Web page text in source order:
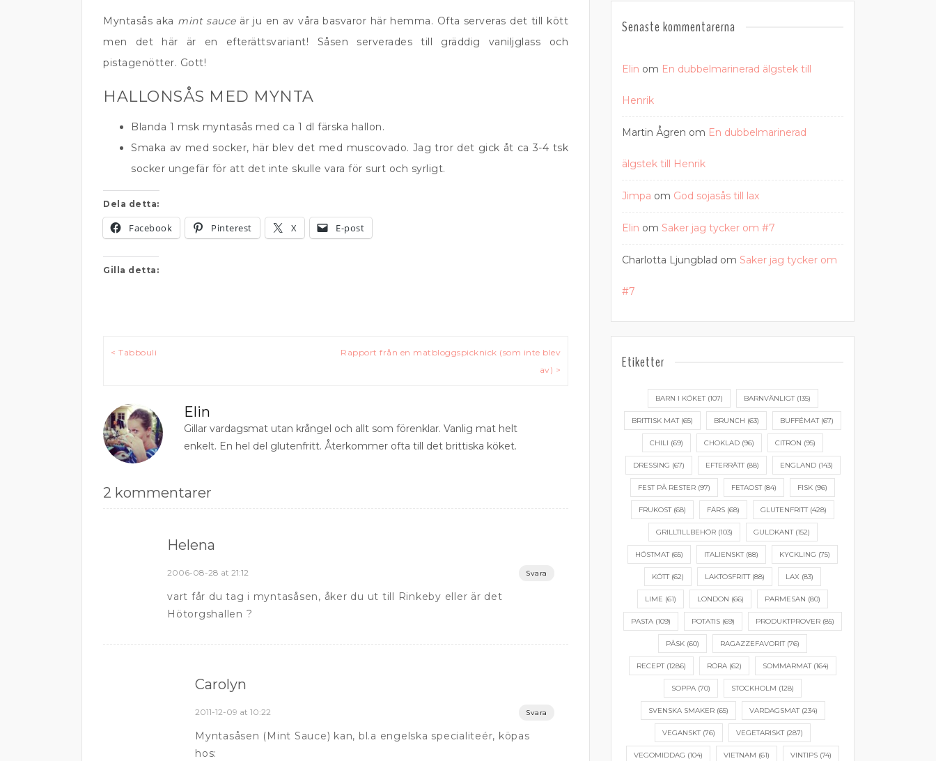
Myntasås aka mint sauceär ju en av våra basvaror här hemma. Ofta serveras det till kött
men det här är en efterättsvariant! Såsen serverades till gräddig vaniljglass och
pistagenötter. Gott!
HALLONSÅS MED MYNTA
Blanda 1 msk myntasås med ca 1 dl färska hallon.
Smaka av med socker, här blev det med muscovado. Jag tror det gick åt ca 3-4 tsk
socker ungefär för att det inte skulle vara för surt och syrligt.
Dela detta:
Facebook Pinterest X E-post
Gilla detta:
Inläggsnavigering
< Tabbouli
Rapport från en matbloggspicknick (som inte blev
av) >
Elin
Gillar vardagsmat utan krångel och allt som förenklar. Vanlig mat helt
enkelt. En hel del glutenfritt. Återkommer ofta till det brittiska köket.
2 kommentarer
Helena
2006-08-28 at 21:12 Svara
vart får du tag i myntasåsen, åker du ut till Rinkeby eller är det
Hötorgshallen ?
Carolyn
2011-12-09 at 10:22 Svara
Myntasåsen (Mint Sauce) kan, bl.a engelska specialiteér, köpas
hos:
Senaste kommentarerna
Elin om En dubbelmarinerad älgstek till
Henrik
Martin Ågren om En dubbelmarinerad
älgstek till Henrik
Jimpa om God sojasås till lax
Elin om Saker jag tycker om #7
Charlotta Ljungblad om Saker jag tycker om
#7
Etiketter
BARN I KÖKET(107) BARNVÄNLIGT(135)
BRITTISK MAT(65) BRUNCH (63) BUFFÉMAT(67)
CHILI (69) CHOKLAD (96) CITRON (95)
DRESSING (67) EFTERRÄTT(88) ENGLAND(143)
FEST PÅ RESTER (97) FETAOST(84) FISK (96)
FRUKOST(68) FÄRS (68) GLUTENFRITT(428)
GRILLTILLBEHÖR(103) GULDKANT(152)
HÖSTMAT(65) ITALIENSKT(88) KYCKLING (75)
KÖTT(62) LAKTOSFRITT(88) LAX (83)
LIME (61) LONDON (66) PARMESAN (80)
PASTA (109) POTATIS (69) PRODUKTPROVER (85)
PÅSK (60) RAGAZZEFAVORIT(76)
RECEPT(1286) RÖRA (62) SOMMARMAT(164)
SOPPA (70) STOCKHOLM (128)
SVENSKA SMAKER(65) VARDAGSMAT(234)
VEGANSKT(76) VEGETARISKT(287)
VEGOMIDDAG (104) VIETNAM (61) VINTIPS (74)